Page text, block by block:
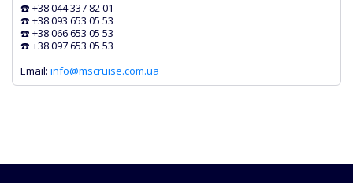
☎️ +38 044 337 82 01
☎️ +38 093 653 05 53
☎️ +38 066 653 05 53
☎️ +38 097 653 05 53
Email: info@mscruise.com.ua